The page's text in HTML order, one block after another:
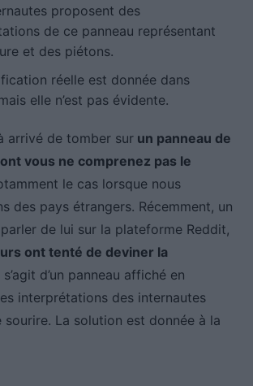
proposent des
de ce panneau représentant
et des piétons.
réelle est donnée dans
elle n’est pas évidente.
arrivé de tomber surun panneau de
vous ne comprenez pas le
le cas lorsque nous
des pays étrangers. Récemment, un
de lui sur la plateforme Reddit,
ont tenté de deviner la
s’agit d’un panneau affiché en
interprétations des internautes
La solution est donnée à la